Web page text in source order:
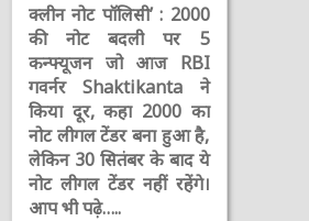
क्लीन नोट पॉलिसी’ : 2000
की नोट बदली पर 5
कन्फ्यूजन जो आज RBI
गवर्नर Shaktikanta ने
किया दूर, कहा 2000 का
नोट लीगल टेंडर बना हुआ है,
लेकिन 30 सितंबर के बाद ये
नोट लीगल टेंडर नहीं रहेंगे।
आप भी पढ़े…..